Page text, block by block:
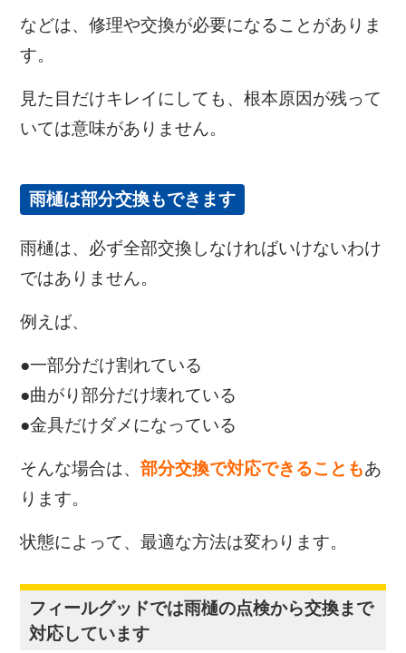
などは、修理や交換が必要になることがありま
す。
見た目だけキレイにしても、根本原因が残って
いては意味がありません。
雨樋は部分交換もできます
雨樋は、必ず全部交換しなければいけないわけ
ではありません。
例えば、
●一部分だけ割れている
●曲がり部分だけ壊れている
●金具だけダメになっている
そんな場合は、部分交換で対応できることもあ
ります。
状態によって、最適な方法は変わります。
フィールグッドでは雨樋の点検から交換まで
対応しています